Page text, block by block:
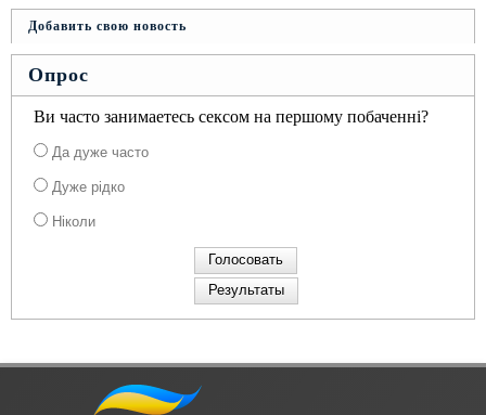
Добавить свою новость
Опрос
Ви часто занимаетесь сексом на першому побаченні?
Да дуже часто
Дуже рідко
Ніколи